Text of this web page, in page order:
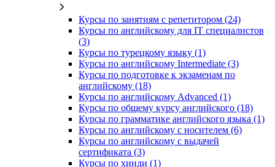
Курсы по занятиям с репетитором (24)
Курсы по английскому для IT специалистов
(3)
Курсы по турецкому языку (1)
Курсы по английскому Intermediate (3)
Курсы по подготовке к экзаменам по
английскому (18)
Курсы по английскому Advanced (1)
Курсы по общему курсу английского (18)
Курсы по грамматике английского языка (1)
Курсы по английскому с носителем (6)
Курсы по английскому с выдачей
сертификата (3)
Курсы по хинди (1)